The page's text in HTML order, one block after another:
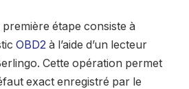
étape consiste à
OBD2 à l’aide d’un lecteur
Cette opération permet
exact enregistré par le